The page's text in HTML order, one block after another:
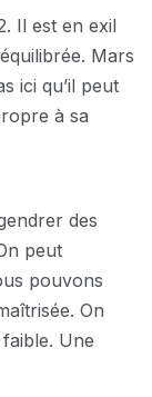
Il est en exil
Mars
ici qu’il peut
à sa
des
peut
pouvons
On
Une